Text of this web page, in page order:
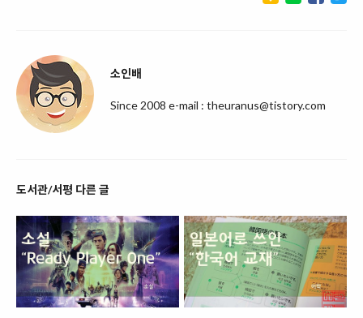
소인배
Since 2008 e-mail : theuranus@tistory.com
도서관/서평 다른 글